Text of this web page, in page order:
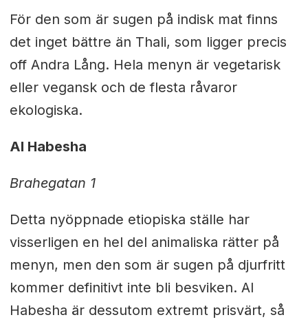
För den som är sugen på indisk mat finns
det inget bättre än Thali, som ligger precis
off Andra Lång. Hela menyn är vegetarisk
eller vegansk och de flesta råvaror
ekologiska.
Al Habesha
Brahegatan 1
Detta nyöppnade etiopiska ställe har
visserligen en hel del animaliska rätter på
menyn, men den som är sugen på djurfritt
kommer definitivt inte bli besviken. Al
Habesha är dessutom extremt prisvärt, så